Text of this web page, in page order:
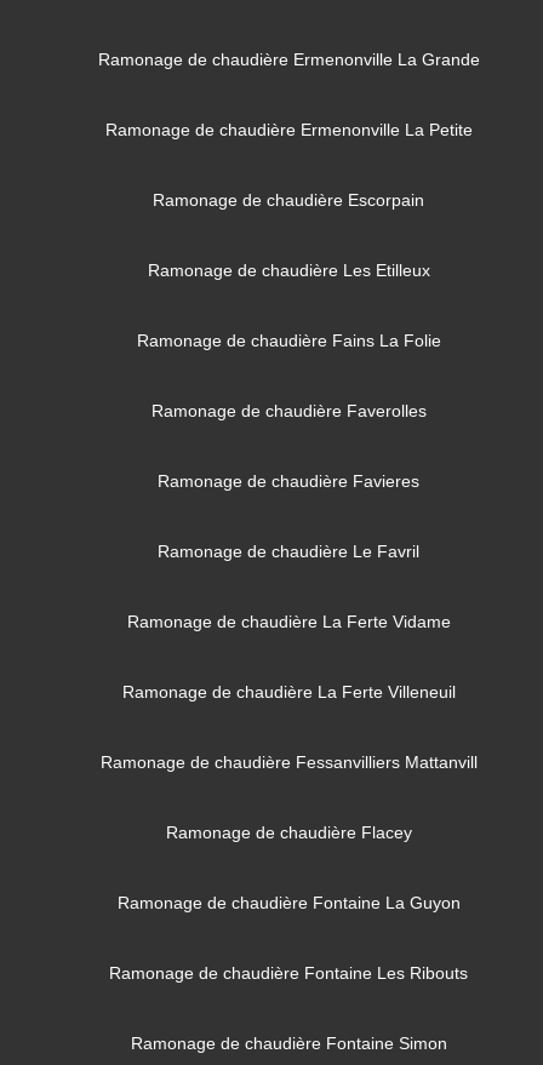
Ramonage de chaudière Ermenonville La Grande
Ramonage de chaudière Ermenonville La Petite
Ramonage de chaudière Escorpain
Ramonage de chaudière Les Etilleux
Ramonage de chaudière Fains La Folie
Ramonage de chaudière Faverolles
Ramonage de chaudière Favieres
Ramonage de chaudière Le Favril
Ramonage de chaudière La Ferte Vidame
Ramonage de chaudière La Ferte Villeneuil
Ramonage de chaudière Fessanvilliers Mattanvill
Ramonage de chaudière Flacey
Ramonage de chaudière Fontaine La Guyon
Ramonage de chaudière Fontaine Les Ribouts
Ramonage de chaudière Fontaine Simon